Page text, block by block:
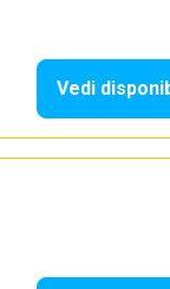
Vedi